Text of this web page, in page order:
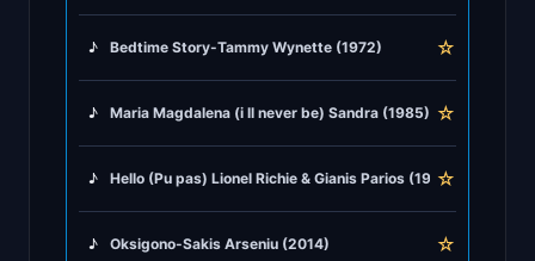
♪ Bedtime Story-Tammy Wynette (1972) ☆
♪ Maria Magdalena (i ll never be) Sandra (1985) ☆
♪ Hello (Pu pas) Lionel Richie & Gianis Parios (1983)
☆
♪ Oksigono-Sakis Arseniu (2014) ☆
♪ Greek Rumba
♪ Greek Traditional
♪ Greek Tsifteteli
♪ Greek Zeibekiko